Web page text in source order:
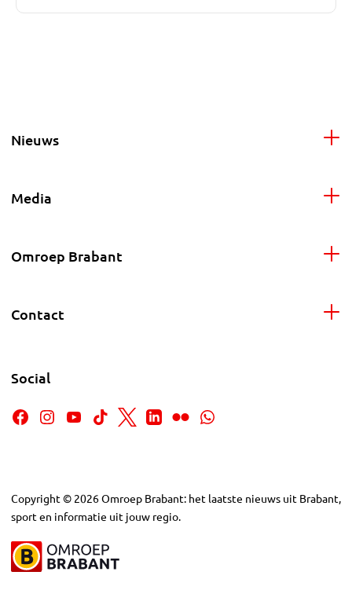
Nieuws
Media
Omroep Brabant
Contact
Social
Copyright © 2026Omroep Brabant: het laatste nieuws uit Brabant,
sport en informatie uit jouw regio.